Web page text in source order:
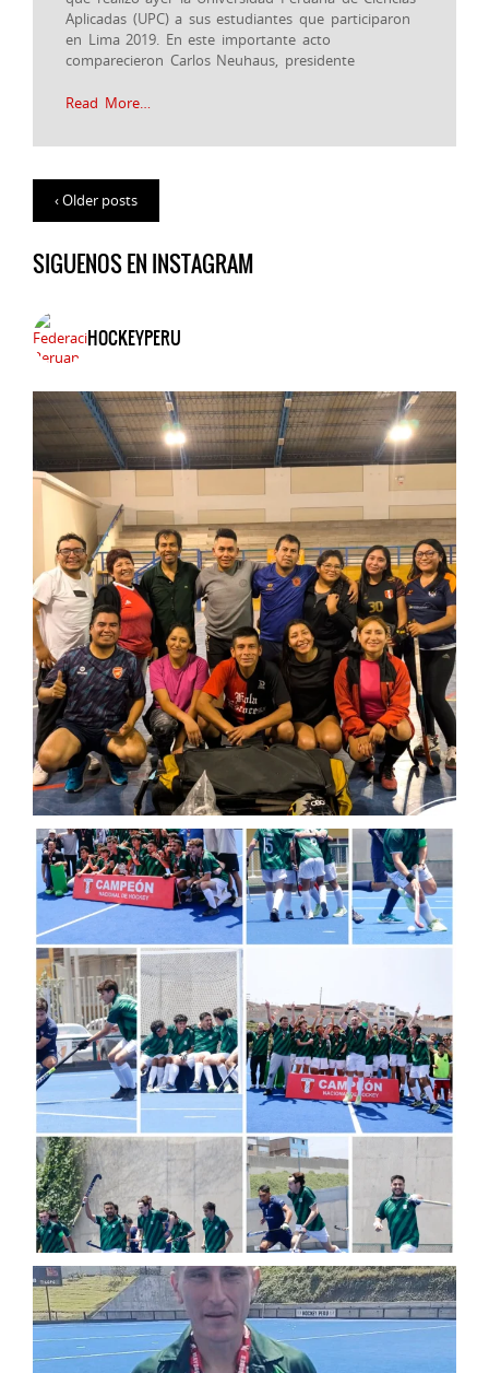
Aplicadas (UPC) a sus estudiantes que participaron
en Lima 2019. En este importante acto
comparecieron Carlos Neuhaus, presidente
Read More…
‹ Older posts
SIGUENOS EN INSTAGRAM
HOCKEYPERU